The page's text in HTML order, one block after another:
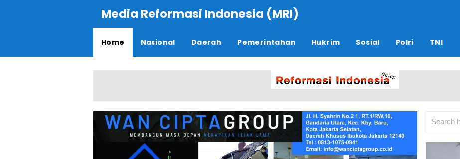
Media Reformasi Indonesia (MRI)
Home Nasional Daerah Pemerintahan Hukrim Sosial Polri TNI